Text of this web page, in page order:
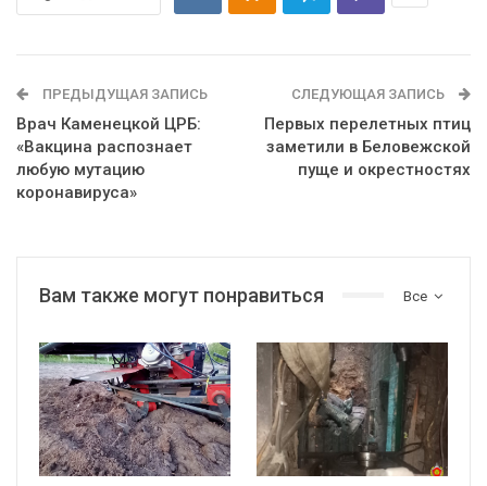
ПРЕДЫДУЩАЯ ЗАПИСЬ
Врач Каменецкой ЦРБ:
«Вакцина распознает
любую мутацию
коронавируса»
СЛЕДУЮЩАЯ ЗАПИСЬ
Первых перелетных птиц
заметили в Беловежской
пуще и окрестностях
Все
Вам также могут понравиться